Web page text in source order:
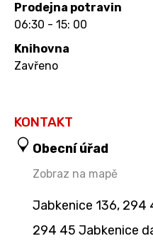
Prodejna potravin
06:30 - 15: 00
Knihovna
Zavřeno
KONTAKT
Obecní úřad
Zobraz na mapě
Jabkenice 136, 294
294 45 Jabkenice